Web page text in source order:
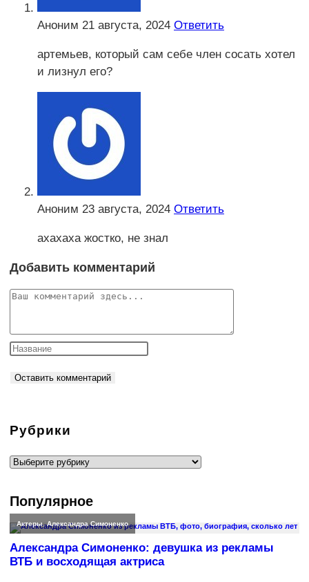
Аноним 21 августа, 2024 Ответить
артемьев, который сам себе член сосать хотел
и лизнул его?
Аноним 23 августа, 2024 Ответить
ахахаха жостко, не знал
Добавить комментарий
Комментарий
Рубрики
Рубрики
Популярное
Актеры,Александра Симоненко
Александра Симоненко: девушка из рекламы
ВТБ и восходящая актриса